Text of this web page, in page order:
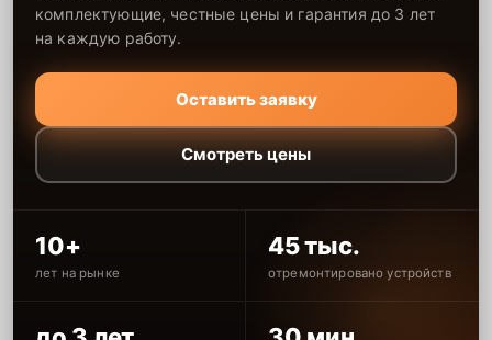
комплектующие, честные цены и гарантия до 3 лет
на каждую работу.
Оставить заявку
Смотреть цены
10+
лет на рынке
45 тыс.
отремонтировано устройств